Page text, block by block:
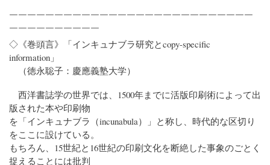
￣￣￣￣￣￣￣￣￣￣￣￣￣￣￣￣￣￣￣￣￣￣￣￣￣￣￣
￣￣￣￣￣￣￣￣￣￣
◇《巻頭言》「インキュナブラ研究とcopy-specific
information」
（徳永聡子：慶應義塾大学）
西洋書誌学の世界では、1500年までに活版印刷術によって出
版された本や印刷物
を「インキュナブラ（incunabula）」と称し、時代的な区切り
をここに設けている。
もちろん、15世紀と16世紀の印刷文化を断絶した事象のごとく
捉えることには批判